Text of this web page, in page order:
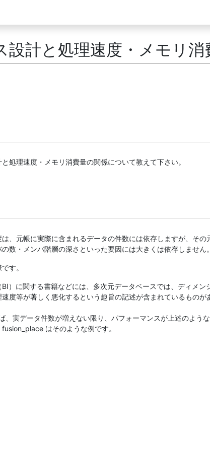
設計と処理速度・メモリ消
処理速度・メモリ消費量の関係について教えて下さい。
、元帳に実際に含まれるデータの件数には依存しますが、そ
数・メンバ階層の深さといった要因には大きくは依存しません。
す。
）に関する書籍などには、多次元データベースでは、ディメ
度等が著しく悪化するという趣旨の記述が含まれているもの
、実データ件数が増えない限り、パフォーマンスが上述のよう
はそのような例です。